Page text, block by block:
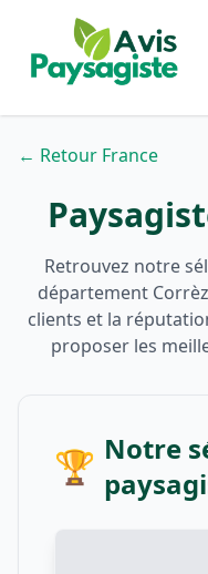
← Retour France
Retrouvez notre
département
clients et la
proposer les
🏆 Notre